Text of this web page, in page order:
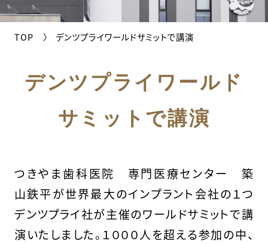
TOP デンツプライワールドサミットで講演
デンツプライワールド
サミットで講演
つきやま歯科医院 専門医療センター 築
山鉄平が世界最大のインプラント会社の１つ
デンツプライ社が主催のワールドサミットで講
演いたしました。１０００人を超える参加の中、